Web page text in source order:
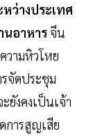
ว่างประเทศ
นอาหาร จีน
วามหิวโหย
จัดประชุม
ยังคงเป็นเจ้า
การสูญเสีย